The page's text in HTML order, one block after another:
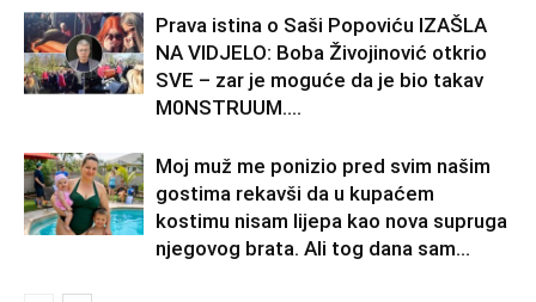
Prava istina o Saši Popoviću IZAŠLA
NA VIDJELO: Boba Živojinović otkrio
SVE – zar je moguće da je bio takav
M0NSTRUUM….
Moj muž me ponizio pred svim našim
gostima rekavši da u kupaćem
kostimu nisam lijepa kao nova supruga
njegovog brata. Ali tog dana sam...